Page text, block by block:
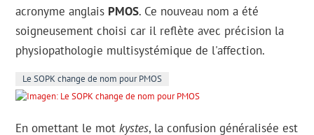
acronyme anglais PMOS. Ce nouveau nom a été
soigneusement choisi car il reflète avec précision la
physiopathologie multisystémique de l'affection.
Le SOPK change de nom pour PMOS
En omettant le motkystes, la confusion généralisée est